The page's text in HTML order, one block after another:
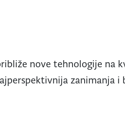
nove tehnologije na
zanimanja i